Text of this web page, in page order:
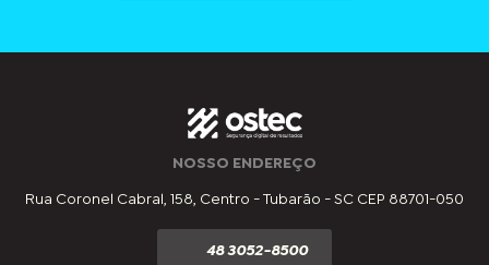
NOSSO ENDEREÇO
Rua Coronel Cabral, 158, Centro - Tubarão - SC CEP 88701-050
48 3052-8500